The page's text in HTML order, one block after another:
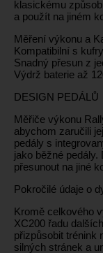
klasickému
a použít na jiném
Měření výkonu a
Kompatibilní s
Snadný přesun z
Výdrž baterie až
DESIGN PEDÁLŮ
Měřiče výkonu
abychom zaručili
pedály s
jako běžné
přesunout na jiné
Pokročilé údaje o
Kromě celkového
XC200 řadu
přizpůsobit trénink
silných stránek a